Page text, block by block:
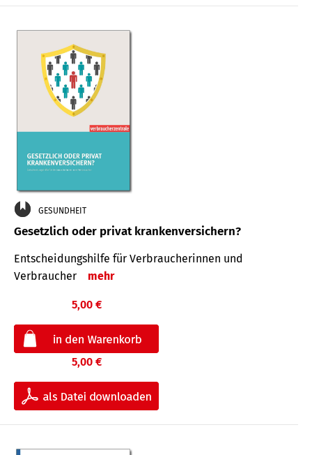
GESUNDHEIT
Gesetzlich oder privat krankenversichern?
Entscheidungshilfe für Verbraucherinnen und
Verbraucher
mehr
5,00 €
5,00 €